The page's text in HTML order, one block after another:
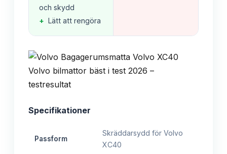
och skydd
+ Lätt att rengöra
Specifikationer
Passform
Skräddarsydd för Volvo
XC40